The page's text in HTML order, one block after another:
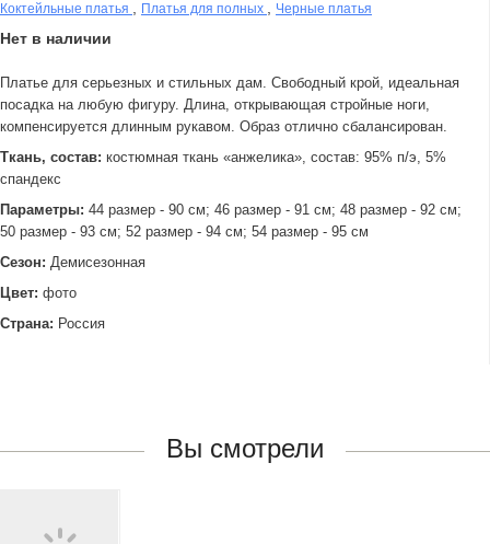
Коктейльные платья Платья для полных Черные платья
Нет в наличии
Платье для серьезных и стильных дам. Свободный крой, идеальная
посадка на любую фигуру. Длина, открывающая стройные ноги,
компенсируется длинным рукавом. Образ отлично сбалансирован.
Ткань, состав: костюмная ткань «анжелика», состав: 95% п/э, 5%
спандекс
Параметры: 44 размер - 90 см; 46 размер - 91 см; 48 размер - 92 см;
50 размер - 93 см; 52 размер - 94 см; 54 размер - 95 см
Сезон: Демисезонная
Цвет: фото
Страна: Россия
Вы смотрели